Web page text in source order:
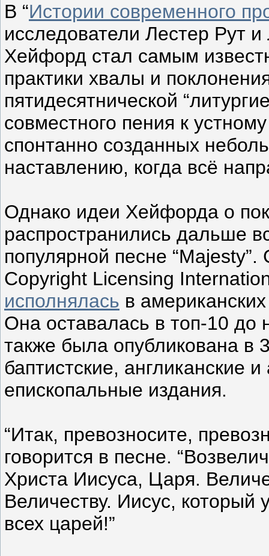
В “Истории современного
исследователи Лестер Рут
Хейфорд стал самым
практики хвалы и
пятидесятнической
совместного пения к
спонтанно созданных
наставлению, когда всё
Однако идеи Хейфорда о
распространились дальше
популярной песне
Copyright Licensing
исполнялась в
Она оставалась в топ-10 до
также была опубликована в
баптистские, англиканские
епископальные издания.
“Итак, превозносите,
говорится в песне.
Христа Иисуса, Царя.
Величеству. Иисус,
всех царей!”